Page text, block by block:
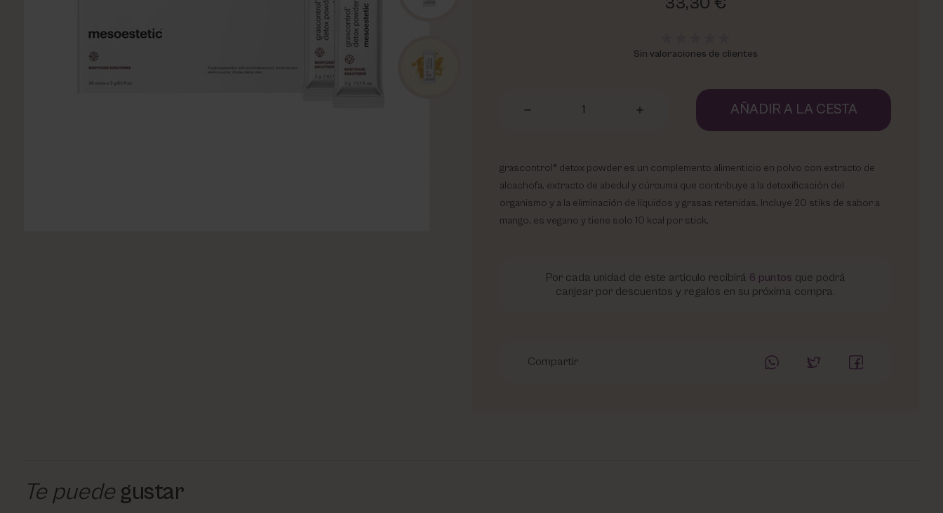
Sin valoraciones de clientes
1 AÑADIR A LA CESTA
grascontrol® detox powder es un complemento alimenticio en polvo con extracto de
alcachofa, extracto de abedul y cúrcuma que contribuye a la detoxificación del
organismo y a la eliminación de líquidos y grasas retenidas. Incluye 20 stiks de sabor a
mango, es vegano y tiene solo 10 kcal por stick.
Por cada unidad de este articulo recibirá 6 puntos que podrá
canjear por descuentos y regalos en su próxima compra.
Compartir
Te puede gustar